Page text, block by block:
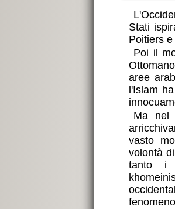
Stati
Poitiers
Poi il
aree
l'Islam
Ma nel
vasto
volontà di
tanto i